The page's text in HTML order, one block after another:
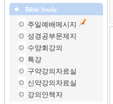
Bible Study
주일예배메시지
성경공부문제지
수양회강의
특강
구약강의자료실
신약강의자료실
강의안책자